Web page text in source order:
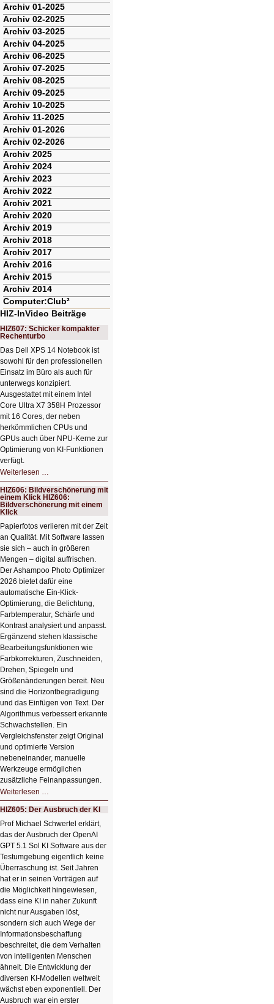
Navigation
überspringen
Archiv 01-2025
Archiv 02-2025
Archiv 03-2025
Archiv 04-2025
Archiv 06-2025
Archiv 07-2025
Archiv 08-2025
Archiv 09-2025
Archiv 10-2025
Archiv 11-2025
Archiv 01-2026
Archiv 02-2026
Archiv 2025
Archiv 2024
Archiv 2023
Archiv 2022
Archiv 2021
Archiv 2020
Archiv 2019
Archiv 2018
Archiv 2017
Archiv 2016
Archiv 2015
Archiv 2014
Computer:Club²
HIZ-InVideo Beiträge
HIZ607: Schicker kompakter
Rechenturbo
Das Dell XPS 14 Notebook ist
sowohl für den professionellen
Einsatz im Büro als auch für
unterwegs konzipiert.
Ausgestattet mit einem Intel
Core Ultra X7 358H Prozessor
mit 16 Cores, der neben
herkömmlichen CPUs und
GPUs auch über NPU-Kerne zur
Optimierung von KI-Funktionen
verfügt.
Weiterlesen …
Schicker
kompakter
Rechenturbo
HIZ606: Bildverschönerung mit
einem Klick HIZ606:
Bildverschönerung mit einem
Klick
Papierfotos verlieren mit der Zeit
an Qualität. Mit Software lassen
sie sich – auch in größeren
Mengen – digital auffrischen.
Der Ashampoo Photo Optimizer
2026 bietet dafür eine
automatische Ein-Klick-
Optimierung, die Belichtung,
Farbtemperatur, Schärfe und
Kontrast analysiert und anpasst.
Ergänzend stehen klassische
Bearbeitungsfunktionen wie
Farbkorrekturen, Zuschneiden,
Drehen, Spiegeln und
Größenänderungen bereit. Neu
sind die Horizontbegradigung
und das Einfügen von Text. Der
Algorithmus verbessert erkannte
Schwachstellen. Ein
Vergleichsfenster zeigt Original
und optimierte Version
nebeneinander, manuelle
Werkzeuge ermöglichen
zusätzliche Feinanpassungen.
Weiterlesen …
Bildverschönerung
mit
einem
Klick
HIZ606:
Bildverschönerung
mit
einem
Klick
HIZ605: Der Ausbruch der KI
Prof Michael Schwertel erklärt,
das der Ausbruch der OpenAI
GPT 5.1 Sol KI Software aus der
Testumgebung eigentlich keine
Überraschung ist. Seit Jahren
hat er in seinen Vorträgen auf
die Möglichkeit hingewiesen,
dass eine KI in naher Zukunft
nicht nur Ausgaben löst,
sondern sich auch Wege der
Informationsbeschaffung
beschreitet, die dem Verhalten
von intelligenten Menschen
ähnelt. Die Entwicklung der
diversen KI-Modellen weltweit
wächst eben exponentiell. Der
Ausbruch war ein erster